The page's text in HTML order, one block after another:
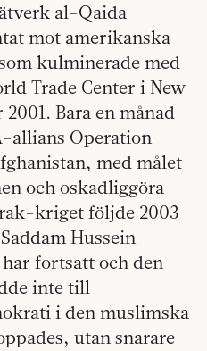
al-Qaida
mot amerikanska
kulminerade med
Trade Center i New
Bara en månad
allians Operation
med målet
och oskadliggöra
kriget följde 2003
Hussein
fortsatt och den
inte till
i den muslimska
utan snarare